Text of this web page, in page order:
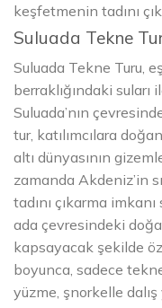
keşfetmenin tadını
Suluada Tekne
Suluada Tekne Turu,
berraklığındaki suları
Suluada’nın
tur, katılımcılara
altı dünyasının
zamanda Akdeniz’in
tadını çıkarma
ada çevresindeki
kapsayacak şekilde
boyunca, sadece
yüzme, şnorkelle